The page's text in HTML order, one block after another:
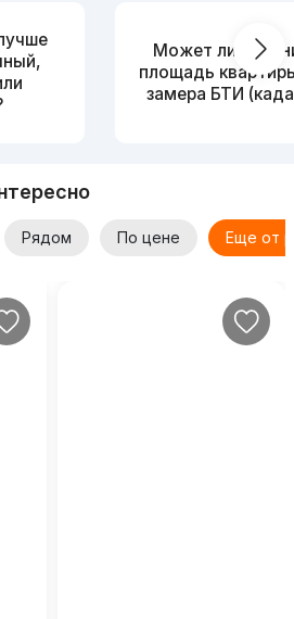
Может ли
площадь
замера БТИ
Рядом По цене Еще от